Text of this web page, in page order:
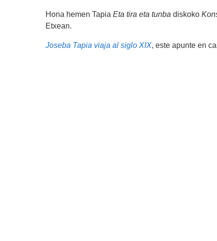
Hona hemen Tapia Eta tira eta tunba diskoko
Etxean.
Joseba Tapia viaja al siglo XIX, este apunte en